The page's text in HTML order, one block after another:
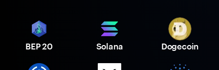
BEP 20 Solana Dogecoin